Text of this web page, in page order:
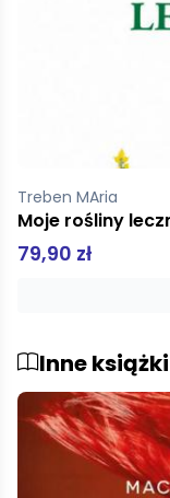
Treben MAria
Moje rośliny
79,90 zł
Inne